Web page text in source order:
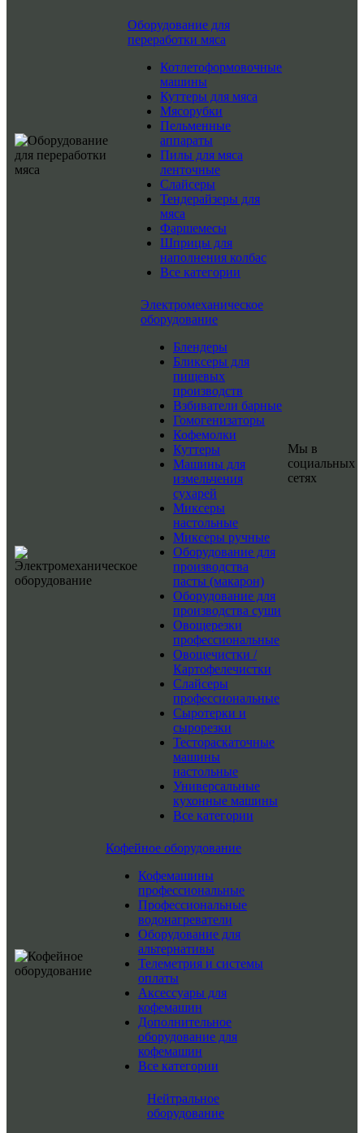
Оборудование для
переработки мяса
Котлетоформовочные
машины
Куттеры для мяса
Мясорубки
Пельменные
аппараты
Пилы для мяса
ленточные
Слайсеры
Тендерайзеры для
мяса
Фаршемесы
Шприцы для
наполнения колбас
Все категории
Электромеханическое
оборудование
Блендеры
Бликсеры для
пищевых
производств
Взбиватели барные
Гомогенизаторы
Кофемолки
Куттеры
Машины для
измельчения
сухарей
Миксеры
настольные
Миксеры ручные
Оборудование для
производства
пасты (макарон)
Оборудование для
производства суши
Овощерезки
профессиональные
Овощечистки /
Картофелечистки
Слайсеры
профессиональные
Сыротерки и
сырорезки
Тестораскаточные
машины
настольные
Универсальные
кухонные машины
Все категории
Кофейное оборудование
Кофемашины
профессиональные
Профессиональные
водонагреватели
Оборудование для
альтернативы
Телеметрия и системы
оплаты
Аксессуары для
кофемашин
Дополнительное
оборудование для
кофемашин
Все категории
Нейтральное
оборудование
Мы в
социальных
сетях